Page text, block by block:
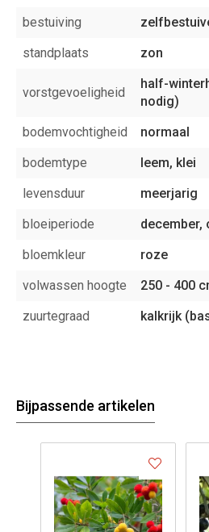
bestuiving
standplaats
zon
vorstgevoeligheid
half-
nodig)
bodemvochtigheid
normaal
bodemtype
leem, klei
levensduur
meerjarig
bloeiperiode
december,
bloemkleur
roze
volwassen hoogte
250 - 400
zuurtegraad
kalkrijk
Bijpassende artikelen